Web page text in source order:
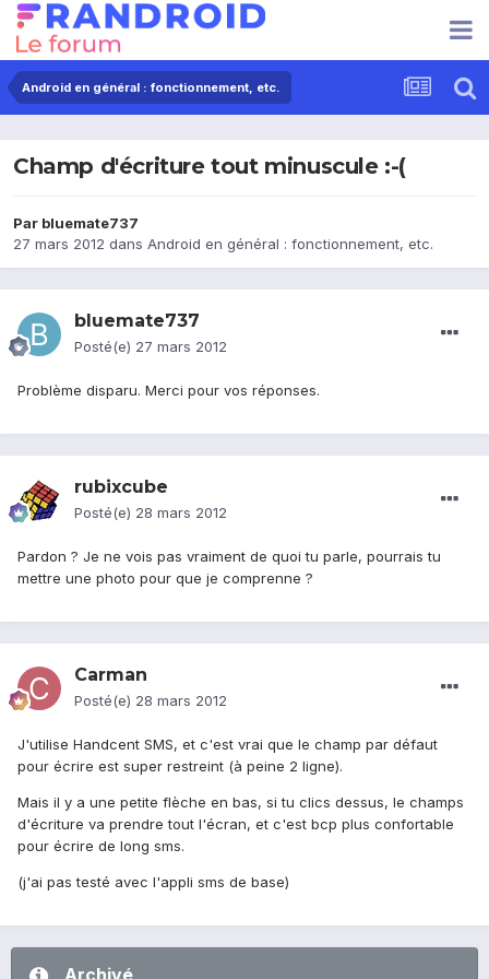
Android en général : fonctionnement, etc.
Champ d'écriture tout minuscule :-(
Par bluemate737
27 mars 2012 dans Android en général : fonctionnement, etc.
bluemate737
Posté(e) 27 mars 2012
Problème disparu. Merci pour vos réponses.
rubixcube
Posté(e) 28 mars 2012
Pardon ? Je ne vois pas vraiment de quoi tu parle, pourrais tu
mettre une photo pour que je comprenne ?
Carman
Posté(e) 28 mars 2012
J'utilise Handcent SMS, et c'est vrai que le champ par défaut
pour écrire est super restreint (à peine 2 ligne).
Mais il y a une petite flèche en bas, si tu clics dessus, le champs
d'écriture va prendre tout l'écran, et c'est bcp plus confortable
pour écrire de long sms.
(j'ai pas testé avec l'appli sms de base)